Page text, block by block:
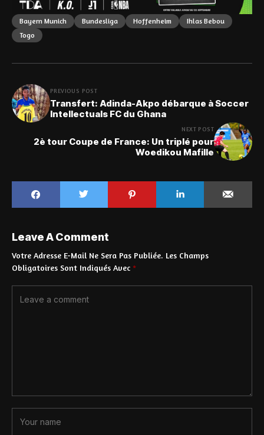
Bayern Munich Bundesliga Hoffenheim
Ihlas Bebou
Togo
PREVIOUS POST
Transfert: Adinda-Akpo débarque à Soccer
Intellectuals FC du Ghana
NEXT POST
2è tour Coupe de France: Un triplé pour
Woedikou Mafille
Leave A Comment
Votre Adresse E-Mail Ne Sera Pas Publiée. Les Champs
Obligatoires Sont Indiqués Avec *